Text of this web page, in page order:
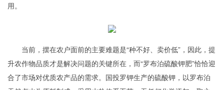
用。
当前，摆在农户面前的主要难题是“种不好、卖价低”，因此，提
升农作物品质才是解决问题的关键所在，而“罗布泊硫酸钾肥”恰恰迎
合了市场对优质农产品的需求。国投罗钾生产的硫酸钾，以罗布泊